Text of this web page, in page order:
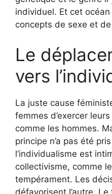
individuel. Et cet
concepts de sexe et
Le
vers
La juste cause
femmes d’exercer
comme les hommes.
principe n’a pas été
l’individualisme est
collectivisme, comme
tempérament. Les
défavorisent l’autre.